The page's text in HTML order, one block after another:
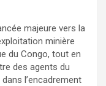
majeure vers la
minière
du Congo, tout en
des agents du
l’encadrement